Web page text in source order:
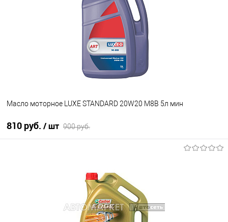
Под заказ
Масло моторное LUXЕ STANDARD 20W20 М8В 5л мин
810 руб. / шт 900 руб.